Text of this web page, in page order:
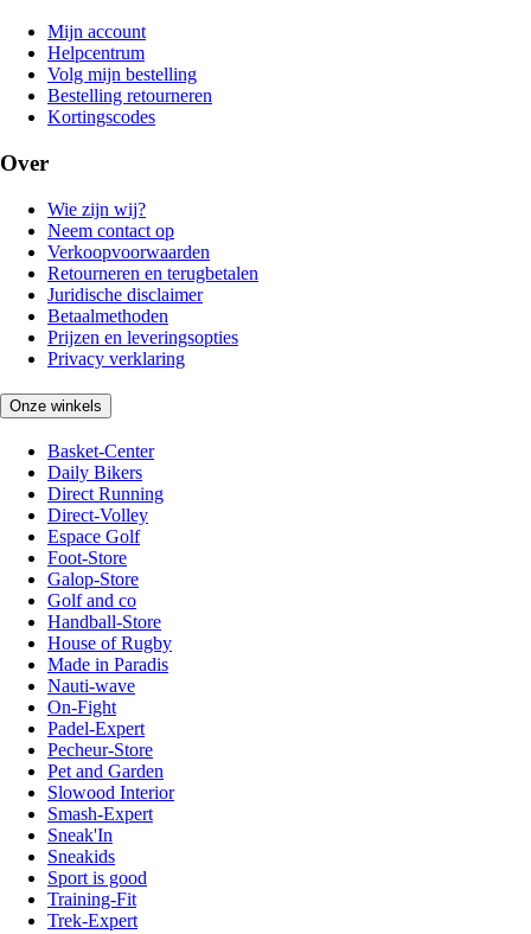
Mijn account
Helpcentrum
Volg mijn bestelling
Bestelling retourneren
Kortingscodes
Over
Wie zijn wij?
Neem contact op
Verkoopvoorwaarden
Retourneren en terugbetalen
Juridische disclaimer
Betaalmethoden
Prijzen en leveringsopties
Privacy verklaring
Onze winkels
Basket-Center
Daily Bikers
Direct Running
Direct-Volley
Espace Golf
Foot-Store
Galop-Store
Golf and co
Handball-Store
House of Rugby
Made in Paradis
Nauti-wave
On-Fight
Padel-Expert
Pecheur-Store
Pet and Garden
Slowood Interior
Smash-Expert
Sneak'In
Sneakids
Sport is good
Training-Fit
Trek-Expert